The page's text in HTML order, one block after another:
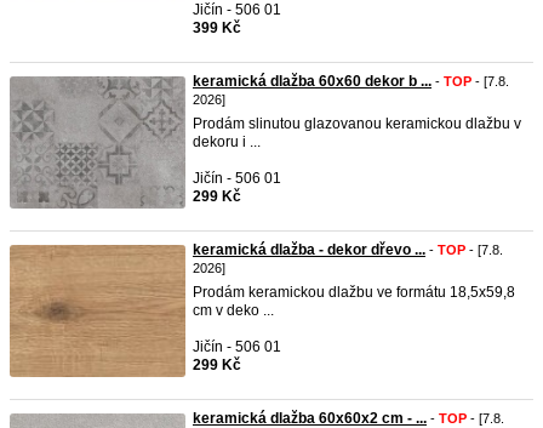
Jičín - 506 01
399 Kč
keramická dlažba 60x60 dekor b ... - TOP - [7.8.
2026]
Prodám slinutou glazovanou keramickou dlažbu v
dekoru i ...
Jičín - 506 01
299 Kč
keramická dlažba - dekor dřevo ... - TOP - [7.8.
2026]
Prodám keramickou dlažbu ve formátu 18,5x59,8
cm v deko ...
Jičín - 506 01
299 Kč
keramická dlažba 60x60x2 cm - ... - TOP - [7.8.